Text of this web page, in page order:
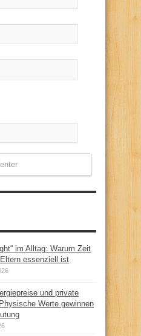
im Alltag: Warum Zeit
essenziell ist
und private
Werte gewinnen